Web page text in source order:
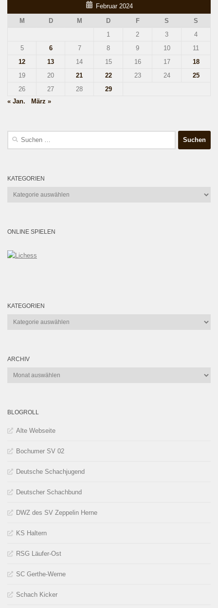
Februar 2024
M
D M D F S
S
1
2 3
4
5
6 7 8 9 10
11
12
13 14 15 16 17
18
19
20 21 22 23 24
25
26
27 28
29
« Jan.
März »
Suchen
KATEGORIEN
Kategorien
ONLINE SPIELEN
KATEGORIEN
Kategorien
ARCHIV
Archiv
BLOGROLL
Alte Webseite
Bochumer SV 02
Deutsche Schachjugend
Deutscher Schachbund
DWZ des SV Zeppelin Herne
KS Haltern
RSG Läufer-Ost
SC Gerthe-Werne
Schach Kicker